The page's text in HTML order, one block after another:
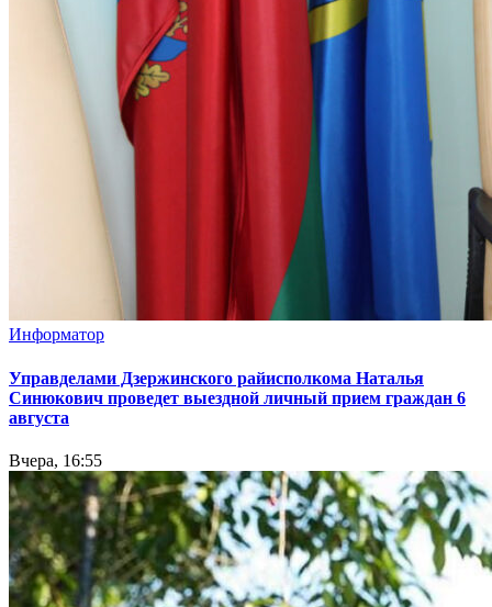
Информатор
Управделами Дзержинского райисполкома Наталья
Синюкович проведет выездной личный прием граждан 6
августа
Вчера, 16:55